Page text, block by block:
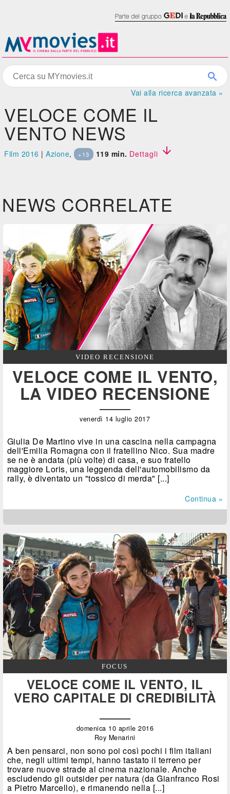
Vai alla ricerca avanzata »
VELOCE COME IL
VENTO NEWS
Film 2016 |Azione, +13 119 min. Dettagli 
NEWS CORRELATE
VIDEO RECENSIONE
VELOCE COME IL VENTO,
LA VIDEO RECENSIONE
venerdì 14 luglio 2017
Giulia De Martino vive in una cascina nella campagna
dell'Emilia Romagna con il fratellino Nico. Sua madre
se ne è andata (più volte) di casa, e suo fratello
maggiore Loris, una leggenda dell'automobilismo da
rally, è diventato un "tossico di merda" [...]
Continua »
FOCUS
VELOCE COME IL VENTO, IL
VERO CAPITALE DI CREDIBILITÀ
domenica 10 aprile 2016
Roy Menarini
A ben pensarci, non sono poi così pochi i film italiani
che, negli ultimi tempi, hanno tastato il terreno per
trovare nuove strade al cinema nazionale. Anche
escludendo gli outsider per natura (da Gianfranco Rosi
a Pietro Marcello), e rimanendo nella [...]